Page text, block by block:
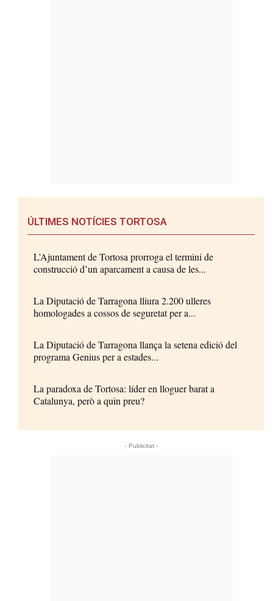
ÚLTIMES NOTÍCIES TORTOSA
L’Ajuntament de Tortosa prorroga el termini de
construcció d’un aparcament a causa de les...
La Diputació de Tarragona lliura 2.200 ulleres
homologades a cossos de seguretat per a...
La Diputació de Tarragona llança la setena edició del
programa Genius per a estades...
La paradoxa de Tortosa: líder en lloguer barat a
Catalunya, però a quin preu?
- Publicitat -